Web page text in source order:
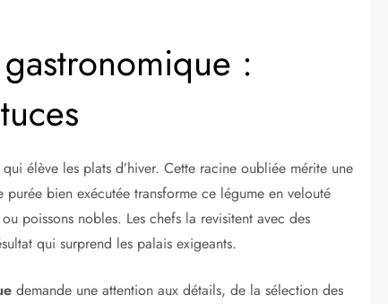
:
élève les plats d’hiver. Cette racine oubliée mérite une
bien exécutée transforme ce légume en velouté
poissons nobles. Les chefs la revisitent avec des
qui surprend les palais exigeants.
demande une attention aux détails, de la sélection des